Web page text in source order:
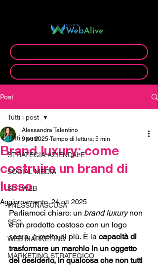
Post
Tutti i post
STRATEGIA AZIENDALE
SOCIAL MEDIA
SITI WEB
#NESSUNASCUSA
SEO
WEB MARKETING
MARKETING STRATEGICO
Tutti i post
Brand luxury: come
costruire un brand di
lusso
Alessandra Talentino
9 ott 2025 Tempo di lettura: 5 min
Aggiornamento:24 ott 2025
Parliamoci chiaro: un brand luxury non
è un prodotto costoso con un logo
sopra, è molto di più. È la capacità di
trasformare un marchio in un oggetto
del desiderio, in qualcosa che non tutti